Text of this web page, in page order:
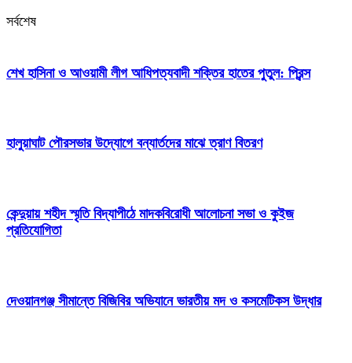
সর্বশেষ
শেখ হাসিনা ও আওয়ামী লীগ আধিপত্যবাদী শক্তির হাতের পুতুল: প্রিন্স
হালুয়াঘাট পৌরসভার উদ্যোগে বন্যার্তদের মাঝে ত্রাণ বিতরণ
কেন্দুয়ায় শহীদ স্মৃতি বিদ্যাপীঠে মাদকবিরোধী আলোচনা সভা ও কুইজ
প্রতিযোগিতা
দেওয়ানগঞ্জ সীমান্তে বিজিবির অভিযানে ভারতীয় মদ ও কসমেটিকস উদ্ধার